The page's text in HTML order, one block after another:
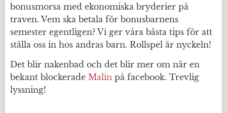
bonusmorsa med ekonomiska bryderier på
traven. Vem ska betala för bonusbarnens
semester egentligen? Vi ger våra bästa tips för att
ställa oss in hos andras barn. Rollspel är nyckeln!
Det blir nakenbad och det blir mer om när en
bekant blockerade Malin på facebook. Trevlig
lyssning!